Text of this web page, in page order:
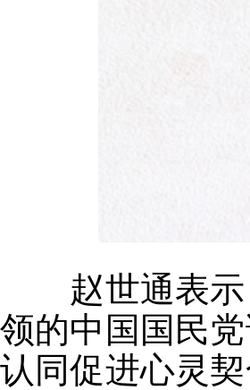
赵世通表示
领的中国国民
认同促进心灵